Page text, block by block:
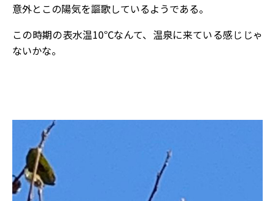
意外とこの陽気を謳歌しているようである。
この時期の表水温10℃なんて、温泉に来ている感じじゃ
ないかな。